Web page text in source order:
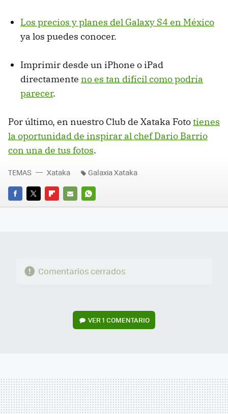
Los precios y planes del Galaxy S4 en México
ya los puedes conocer.
Imprimir desde un iPhone o iPad
directamente no es tan difícil como podría
parecer.
Por último, en nuestro Club de Xataka Fototienes
la oportunidad de inspirar al chef Dario Barrio
con una de tus fotos.
FACEBOOK
TWITTERFLIPBOARD
E-
WHATSAPP
TEMAS Xataka Galaxia Xataka
Comentarios cerrados
VER1 COMENTARIO